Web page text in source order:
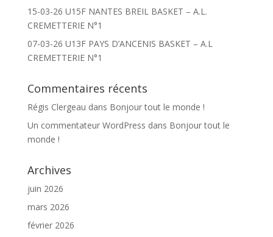
15-03-26 U15F NANTES BREIL BASKET – A.L.
CREMETTERIE N°1
07-03-26 U13F PAYS D’ANCENIS BASKET – A.L
CREMETTERIE N°1
Commentaires récents
Régis Clergeau dans Bonjour tout le monde !
Un commentateur WordPress dans Bonjour tout le
monde !
Archives
juin 2026
mars 2026
février 2026